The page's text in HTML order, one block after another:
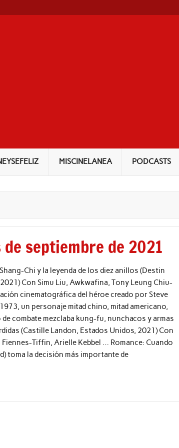
MISCINELANEA PODCASTS
septiembre de 2021
Chi y la leyenda de los diez anillos (Destin
Con Simu Liu, Awkwafina, Tony Leung Chiu-
cinematográfica del héroe creado por Steve
un personaje mitad chino, mitad americano,
combate mezclaba kung-fu, nunchacos y armas
(Castille Landon, Estados Unidos, 2021) Con
Tiffin, Arielle Kebbel … Romance: Cuando
toma la decisión más importante de